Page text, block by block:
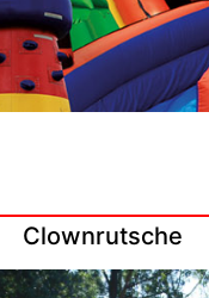
Clownrutsche